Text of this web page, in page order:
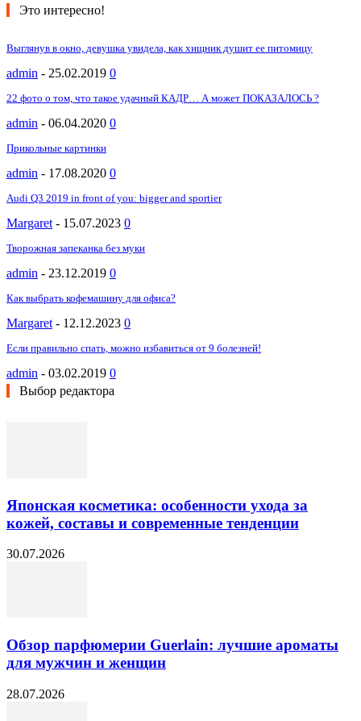
Это интересно!
Выглянув в окно, девушка увидела, как хищник душит ее питомицу
admin - 25.02.2019 0
22 фото о том, что такое удачный КАДР… А может ПОКАЗАЛОСЬ ?
admin - 06.04.2020 0
Прикольные картинки
admin - 17.08.2020 0
Audi Q3 2019 in front of you: bigger and sportier
Margaret - 15.07.2023 0
Творожная запеканка без муки
admin - 23.12.2019 0
Как выбрать кофемашину для офиса?
Margaret - 12.12.2023 0
Если правильно спать, можно избавиться от 9 болезней!
admin - 03.02.2019 0
Выбор редактора
Японская косметика: особенности ухода за
кожей, составы и современные тенденции
30.07.2026
Обзор парфюмерии Guerlain: лучшие ароматы
для мужчин и женщин
28.07.2026